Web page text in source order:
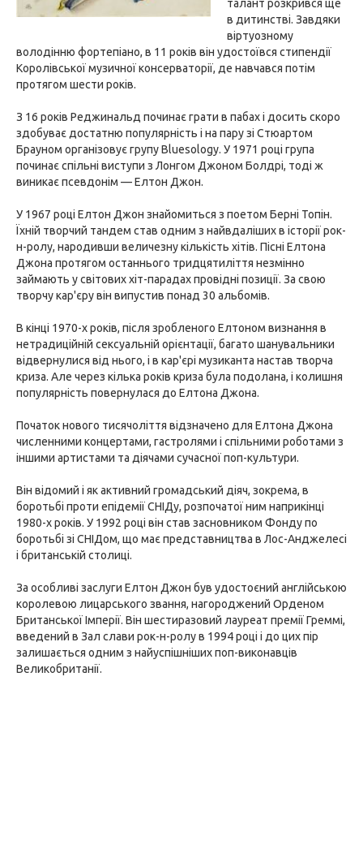
талант розкрився ще
в дитинстві. Завдяки
віртуозному
володінню фортепіано, в 11 років він удостоївся стипендії
Королівської музичної консерваторії, де навчався потім
протягом шести років.
З 16 років Реджинальд починає грати в пабах і досить скоро
здобуває достатню популярність і на пару зі Стюартом
Брауном організовує групу Bluesology. У 1971 році група
починає спільні виступи з Лонгом Джоном Болдрі, тоді ж
виникає псевдонім — Елтон Джон.
У 1967 році Елтон Джон знайомиться з поетом Берні Топін.
Їхній творчий тандем став одним з найвдаліших в історії рок-
н-ролу, народивши величезну кількість хітів. Пісні Елтона
Джона протягом останнього тридцятиліття незмінно
займають у світових хіт-парадах провідні позиції. За свою
творчу кар'єру він випустив понад 30 альбомів.
В кінці 1970-х років, після зробленого Елтоном визнання в
нетрадиційній сексуальній орієнтації, багато шанувальники
відвернулися від нього, і в кар'єрі музиканта настав творча
криза. Але через кілька років криза була подолана, і колишня
популярність повернулася до Елтона Джона.
Початок нового тисячоліття відзначено для Елтона Джона
численними концертами, гастролями і спільними роботами з
іншими артистами та діячами сучасної поп-культури.
Він відомий і як активний громадський діяч, зокрема, в
боротьбі проти епідемії СНІДу, розпочатої ним наприкінці
1980-х років. У 1992 році він став засновником Фонду по
боротьбі зі СНІДом, що має представництва в Лос-Анджелесі
і британській столиці.
За особливі заслуги Елтон Джон був удостоєний англійською
королевою лицарського звання, нагороджений Орденом
Британської Імперії. Він шестиразовий лауреат премії Греммі,
введений в Зал слави рок-н-ролу в 1994 році і до цих пір
залишається одним з найуспішніших поп-виконавців
Великобританії.